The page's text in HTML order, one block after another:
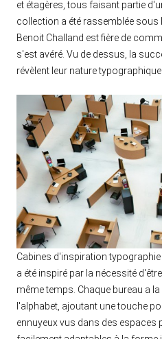
et étagères, tous faisant partie
collection a été rassemblée sous
Benoit Challand est fière de
s'est avéré. Vu de dessus, la
révèlent leur nature typographique.
Cabines d'inspiration
a été inspiré par la nécessité
même temps. Chaque bureau a
l'alphabet, ajoutant une touche
ennuyeux vus dans des espaces